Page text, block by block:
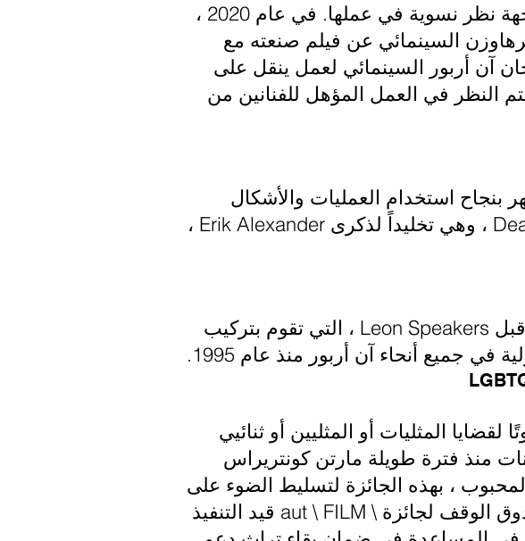
كانت باربرا هامر صانعة أفلام ذات التزام عميق بالتعبير عن وجهة نظر نسوية في عملها. في عام 2020 ،
السينمائي عن فيلم صنعته مع
آن أربور السينمائي لعمل ينقل على
النظر في العمل المؤهل للفنانين من
استخدام العمليات والأشكال
والموضوعات التجريبية. تم إنشاء الجائزة من قبل Deanna Morse ، وهي تخليداً لذكرى Erik Alexander ،
يتم تقديم هذه الجائزة للتميز والأصالة في تصميم الصوت من قبل Leon Speakers ، التي تقوم بتركيب
أنحاء آن أربور منذ عام 1995.
المثليات أو المثليين أو ثنائيي
منذ فترة طويلة مارتن كونتريراس
، بهذه الجائزة لتسليط الضوء على
تنوع الأصوات التي تحقق التميز في صناعة الأفلام. مبادرة صندوق الوقف لجائزة \ aut \ FILM قيد التنفيذ